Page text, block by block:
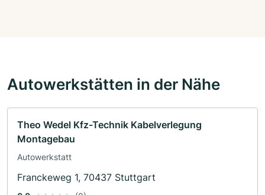
Autowerkstätten in der Nähe
Theo Wedel Kfz-Technik Kabelverlegung
Montagebau
Autowerkstatt
Franckeweg 1, 70437 Stuttgart